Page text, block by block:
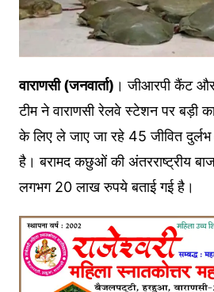
वाराणसी (जनवार्ता) । जीआरपी कैंट
टीम ने वाराणसी रेलवे स्टेशन पर बड़ी
के लिए ले जाए जा रहे 45 जीवित
है। बरामद कछुओं की अंतरराष्ट्रीय
लगभग 20 लाख रुपये बताई गई है।